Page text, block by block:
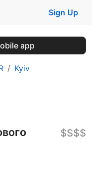
Sign Up
app
Kyiv
$$$$